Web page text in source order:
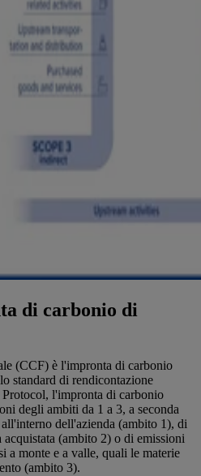
di carbonio di
(CCF) è l'impronta di carbonio
standard di rendicontazione
Protocol, l'impronta di carbonio
degli ambiti da 1 a 3, a seconda
dell'azienda (ambito 1), di
(ambito 2) o di emissioni
a monte e a valle, quali le materie
(ambito 3).